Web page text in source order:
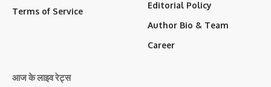
Terms of Service
Editorial Policy
Author Bio & Team
Career
आज के लाइव रेट्स